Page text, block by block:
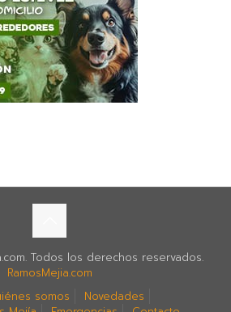
Todos los derechos reservados.
RamosMejia.com
somos
Novedades